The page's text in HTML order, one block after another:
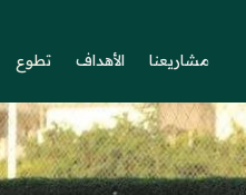
مشاريعنا الأهداف تطوع